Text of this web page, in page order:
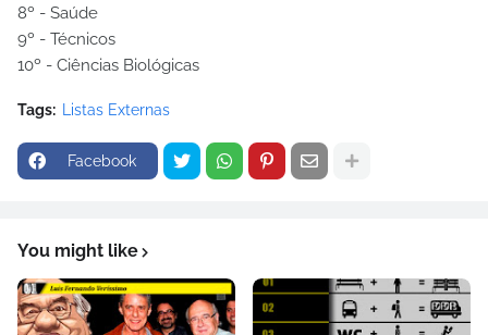
8º - Saúde
9º - Técnicos
10º - Ciências Biológicas
Tags: Listas Externas
Facebook
You might like